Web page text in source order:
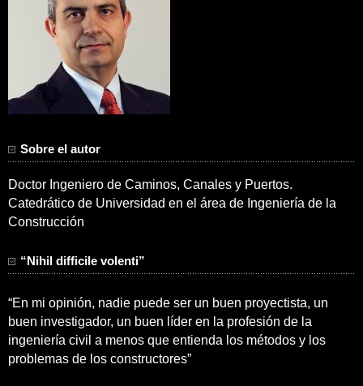
Sobre el autor
Doctor Ingeniero de Caminos, Canales y Puertos.
Catedrático de Universidad en el área de Ingeniería de la
Construcción
“Nihil difficile volenti”
“En mi opinión, nadie puede ser un buen proyectista, un
buen investigador, un buen líder en la profesión de la
ingeniería civil a menos que entienda los métodos y los
problemas de los constructores”